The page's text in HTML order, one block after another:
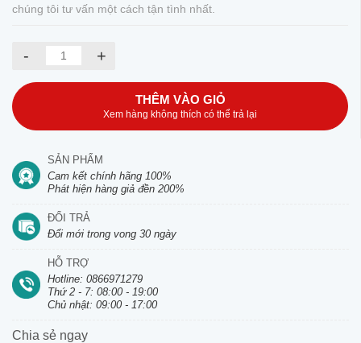
chúng tôi tư vấn một cách tận tình nhất.
- +
THÊM VÀO GIỎ
Xem hàng không thích có thể trả lại
SẢN PHẨM
Cam kết chính hãng 100%
Phát hiện hàng giả đền 200%
ĐỔI TRẢ
Đổi mới trong vong 30 ngày
HỖ TRỢ
Hotline: 0866971279
Thứ 2 - 7: 08:00 - 19:00
Chủ nhật: 09:00 - 17:00
Chia sẻ ngay